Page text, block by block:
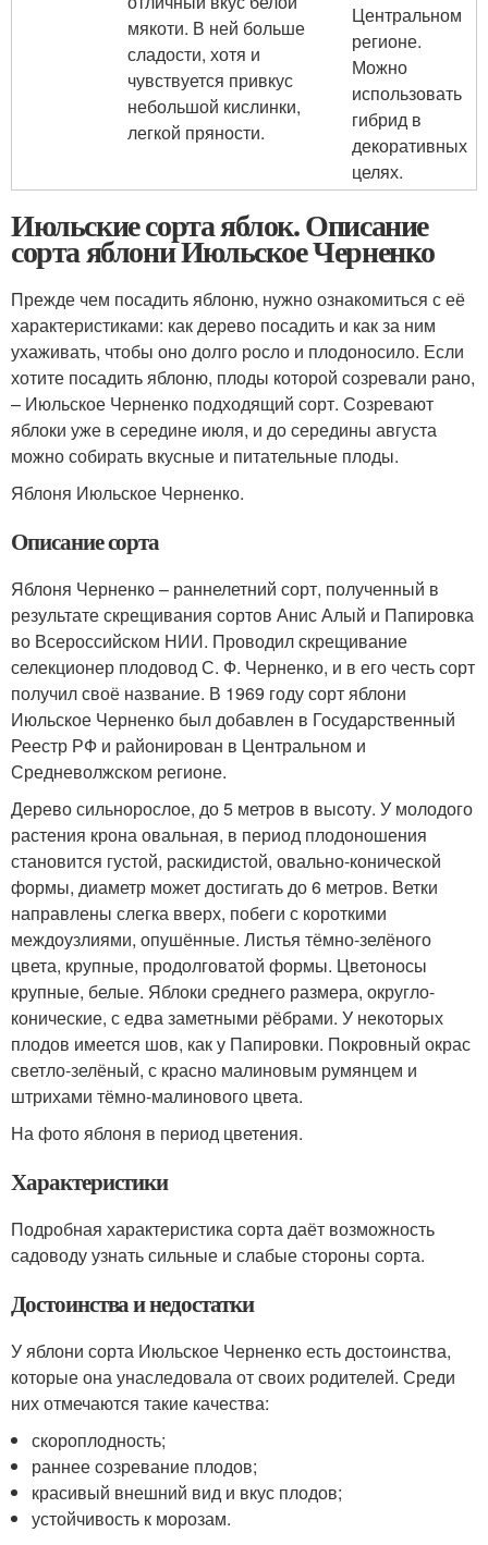
мякоти. В ней больше
сладости, хотя и
чувствуется привкус
небольшой кислинки,
легкой пряности.
Центральном
регионе.
Можно
использовать
гибрид в
декоративных
целях.
Июльские сорта яблок. Описание
сорта яблони Июльское Черненко
Прежде чем посадить яблоню, нужно ознакомиться с её
характеристиками: как дерево посадить и как за ним
ухаживать, чтобы оно долго росло и плодоносило. Если
хотите посадить яблоню, плоды которой созревали рано,
– Июльское Черненко подходящий сорт. Созревают
яблоки уже в середине июля, и до середины августа
можно собирать вкусные и питательные плоды.
Яблоня Июльское Черненко.
Описание сорта
Яблоня Черненко – раннелетний сорт, полученный в
результате скрещивания сортов Анис Алый и Папировка
во Всероссийском НИИ. Проводил скрещивание
селекционер плодовод С. Ф. Черненко, и в его честь сорт
получил своё название. В 1969 году сорт яблони
Июльское Черненко был добавлен в Государственный
Реестр РФ и районирован в Центральном и
Средневолжском регионе.
Дерево сильнорослое, до 5 метров в высоту. У молодого
растения крона овальная, в период плодоношения
становится густой, раскидистой, овально-конической
формы, диаметр может достигать до 6 метров. Ветки
направлены слегка вверх, побеги с короткими
междоузлиями, опушённые. Листья тёмно-зелёного
цвета, крупные, продолговатой формы. Цветоносы
крупные, белые. Яблоки среднего размера, округло-
конические, с едва заметными рёбрами. У некоторых
плодов имеется шов, как у Папировки. Покровный окрас
светло-зелёный, с красно малиновым румянцем и
штрихами тёмно-малинового цвета.
На фото яблоня в период цветения.
Характеристики
Подробная характеристика сорта даёт возможность
садоводу узнать сильные и слабые стороны сорта.
Достоинства и недостатки
У яблони сорта Июльское Черненко есть достоинства,
которые она унаследовала от своих родителей. Среди
них отмечаются такие качества:
скороплодность;
раннее созревание плодов;
красивый внешний вид и вкус плодов;
устойчивость к морозам.